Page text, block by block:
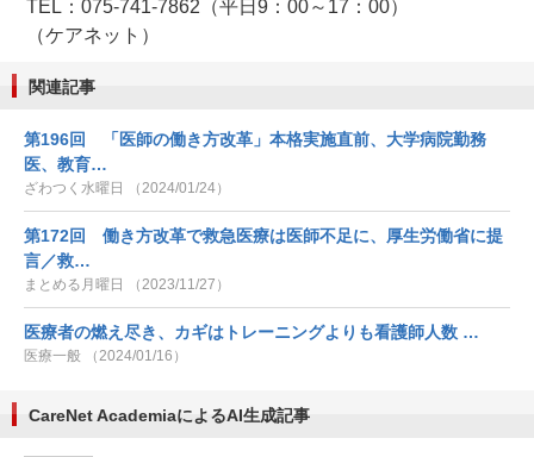
TEL：075-741-7862（平日9：00～17：00）
（ケアネット）
関連記事
第196回 「医師の働き方改革」本格実施直前、大学病院勤務
医、教育…
ざわつく水曜日 （2024/01/24）
第172回 働き方改革で救急医療は医師不足に、厚生労働省に提
言／救…
まとめる月曜日 （2023/11/27）
医療者の燃え尽き、カギはトレーニングよりも看護師人数 …
医療一般 （2024/01/16）
CareNet AcademiaによるAI生成記事